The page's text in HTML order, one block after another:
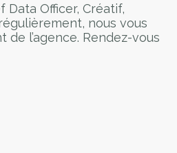
Data Officer, Créatif,
nous vous
l’agence. Rendez-vous